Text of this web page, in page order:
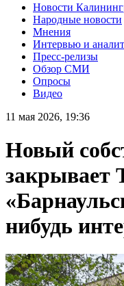
Новости
Народные новости
Мнения
Интервью и
Пресс-релизы
Обзор СМИ
Опросы
Видео
11 мая 2026, 19:36
Новый
закрывает
нибудь